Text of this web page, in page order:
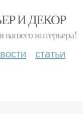
И ДЕКОР
вашего интерьера!
статьи